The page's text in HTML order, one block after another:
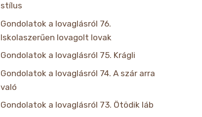
stílus
Gondolatok a lovaglásról 76.
Iskolaszerűen lovagolt lovak
Gondolatok a lovaglásról 75. Krágli
Gondolatok a lovaglásról 74. A szár arra
való
Gondolatok a lovaglásról 73. Ötödik láb